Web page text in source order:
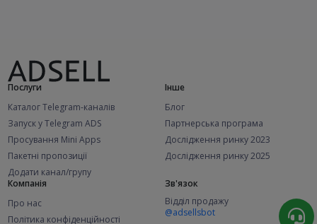
Послуги
Каталог Telegram-каналів
Запуск у Telegram ADS
Просування Mini Apps
Пакетні пропозиції
Додати канал/групу
Інше
Блог
Партнерська програма
Дослідження ринку 2023
Дослідження ринку 2025
Компанія
Про нас
Політика конфіденційності
Зв'язок
Відділ продажу
@adsellsbot